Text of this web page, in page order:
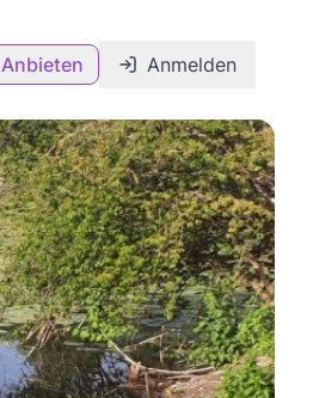
Anbieten Anmelden